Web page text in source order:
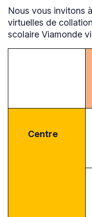
nouvelle
fenêtre
Nous vous invitons
virtuelles de
scolaire Viamonde
Centre